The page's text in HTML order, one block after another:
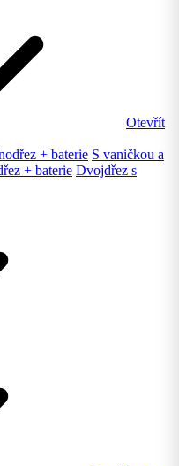
Otevřít
+ baterie S vaničkou a
+ baterie Dvojdřez s